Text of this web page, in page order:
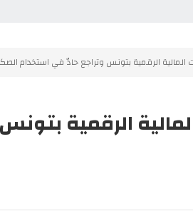
الرقمية بتونس وتراجع حادّ في استخدام
الرقمية